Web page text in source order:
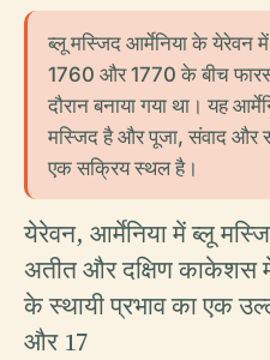
ब्लू मस्जिद आर्मेनिया के येरेवन
1760 और 1770 के बीच
दौरान बनाया गया था। यह
मस्जिद है और पूजा, संवाद और
एक सक्रिय स्थल है।
येरेवन, आर्मेनिया में ब्लू
अतीत और दक्षिण काकेशस
के स्थायी प्रभाव का एक
और 17